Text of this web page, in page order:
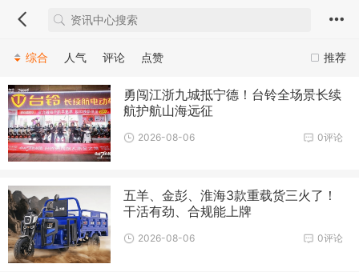
推荐
综合 人气 评论 点赞
勇闯江浙九城抵宁德！台铃全场景长续
航护航山海远征
0评论
2026-08-06
五羊、金彭、淮海3款重载货三火了！
干活有劲、合规能上牌
0评论
2026-08-06